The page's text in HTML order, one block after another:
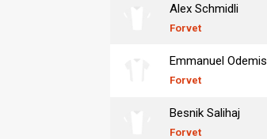
Alex Schmidli
Forvet
Emmanuel Odemis
Forvet
Besnik Salihaj
Forvet